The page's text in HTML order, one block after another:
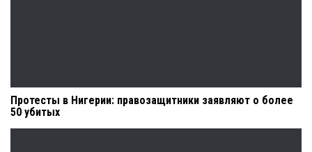
Протесты в Нигерии: правозащитники заявляют о более
50 убитых